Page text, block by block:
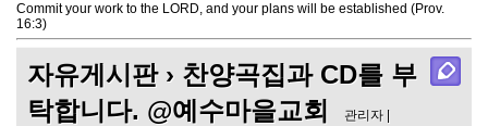
Commit your work to the LORD, and your plans will be established (Prov.
16:3)
자유게시판› 찬양곡집과 CD를 부
탁합니다. @예수마을교회
관리자 |